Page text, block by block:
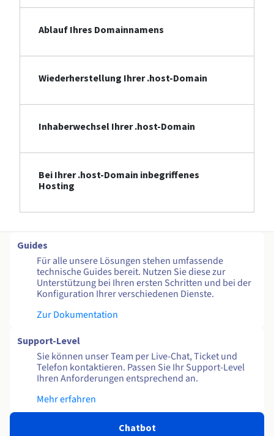
Ablauf Ihres Domainnamens
Wiederherstellung Ihrer .host-Domain
Inhaberwechsel Ihrer .host-Domain
Bei Ihrer .host-Domain inbegriffenes
Hosting
Guides
Für alle unsere Lösungen stehen umfassende
technische Guides bereit. Nutzen Sie diese zur
Unterstützung bei Ihren ersten Schritten und bei der
Konfiguration Ihrer verschiedenen Dienste.
Zur Dokumentation
Support-Level
Sie können unser Team per Live-Chat, Ticket und
Telefon kontaktieren. Passen Sie Ihr Support-Level
Ihren Anforderungen entsprechend an.
Mehr erfahren
Chatbot